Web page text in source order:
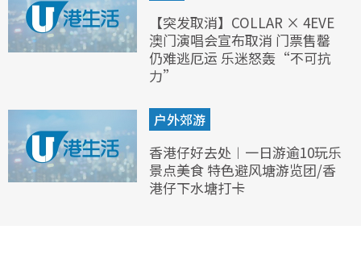
【突发取消】COLLAR × 4EVE
澳门演唱会宣布取消 门票售罄
仍难逃厄运 乐迷怒轰“不可抗
力”
户外郊游
香港仔好去处︱一日游逾10玩乐
景点美食 特色避风塘游览团/香
港仔下水塘打卡